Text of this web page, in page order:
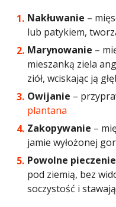
Nakłuwanie –
lub patykiem,
Marynowanie –
mieszanką ziela
ziół, wciskając ją
Owijanie –
plantana
Zakopywanie –
jamie wyłożonej
Powolne pieczenie
pod ziemią, bez
soczystość i